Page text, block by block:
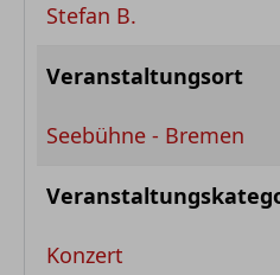
Stefan B.
Veranstaltungsort
Seebühne - Bremen
Konzert